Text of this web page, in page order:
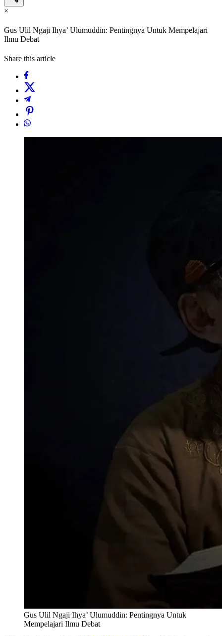
×
Gus Ulil Ngaji Ihya’ Ulumuddin: Pentingnya Untuk Mempelajari
Ilmu Debat
Share this article
Gus Ulil Ngaji Ihya’ Ulumuddin: Pentingnya Untuk
Mempelajari Ilmu Debat